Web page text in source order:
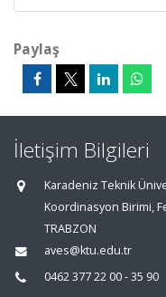
Paylaş
İletişim Bilgileri
Karadeniz Teknik
Koordinasyon Birimi,
TRABZON
aves@ktu.edu.tr
0462 377 22 00 - 35 90